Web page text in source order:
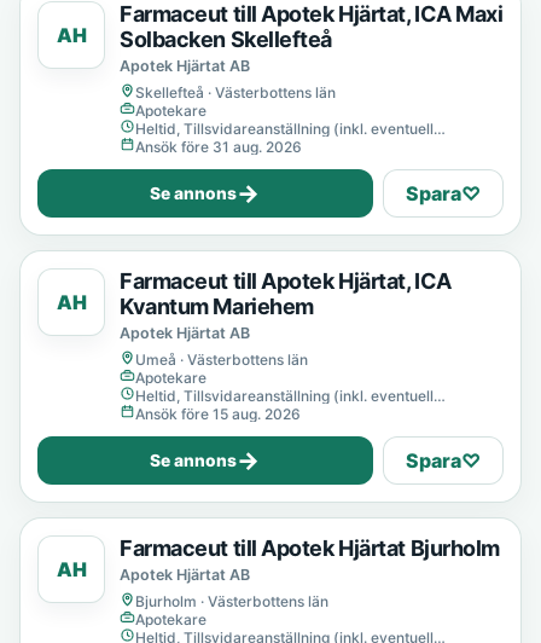
AH
Farmaceut till Apotek Hjärtat, ICA Maxi
Solbacken Skellefteå
Apotek Hjärtat AB
Skellefteå · Västerbottens län
Apotekare
Heltid, Tillsvidareanställning (inkl. eventuell
provanställning), Tills vidare
Ansök före 31 aug. 2026
Se annons→ Spara♡
AH
Farmaceut till Apotek Hjärtat, ICA
Kvantum Mariehem
Apotek Hjärtat AB
Umeå · Västerbottens län
Apotekare
Heltid, Tillsvidareanställning (inkl. eventuell
provanställning), Tills vidare
Ansök före 15 aug. 2026
Se annons→ Spara♡
AH
Farmaceut till Apotek Hjärtat Bjurholm
Apotek Hjärtat AB
Bjurholm · Västerbottens län
Apotekare
Heltid, Tillsvidareanställning (inkl. eventuell